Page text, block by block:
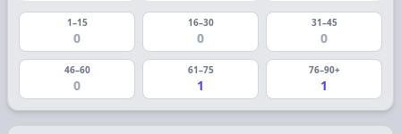
1–15
0
16–30
0
31–45
0
46–60
0
61–75
1
76–90+
1